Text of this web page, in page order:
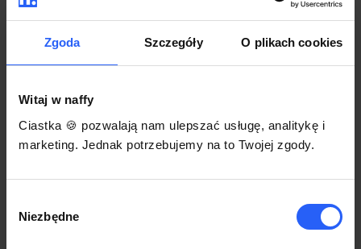
Zgoda Szczegóły O plikach cookies
Witaj w naffy
Ciastka 🍪 pozwalają nam ulepszać usługę, analitykę i
marketing. Jednak potrzebujemy na to Twojej zgody.
zgody
Niezbędne
Korzystaj na dowolnym urządzeniu z
przeglądarką Chrome
Włącz czasową promocję
3
Każdy produkt w naffy ma swój indywidualny link.
gdzie się nim podzielisz z odbiorcami.